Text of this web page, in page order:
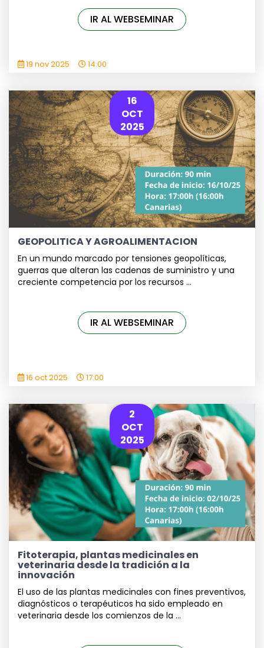
19 nov 2025 14:00
IR AL WEBSEMINAR
16
OCT
2025
GEOPOLITICA Y AGROALIMENTACION
En un mundo marcado por tensiones geopolíticas,
guerras que alteran las cadenas de suministro y una
creciente competencia por los recursos ...
16 oct 2025 17:00
IR AL WEBSEMINAR
2
OCT
2025
Fitoterapia, plantas medicinales en
veterinaria desde la tradición a la
innovación
El uso de las plantas medicinales con fines preventivos,
diagnósticos o terapéuticos ha sido empleado en
veterinaria desde los comienzos de la ...